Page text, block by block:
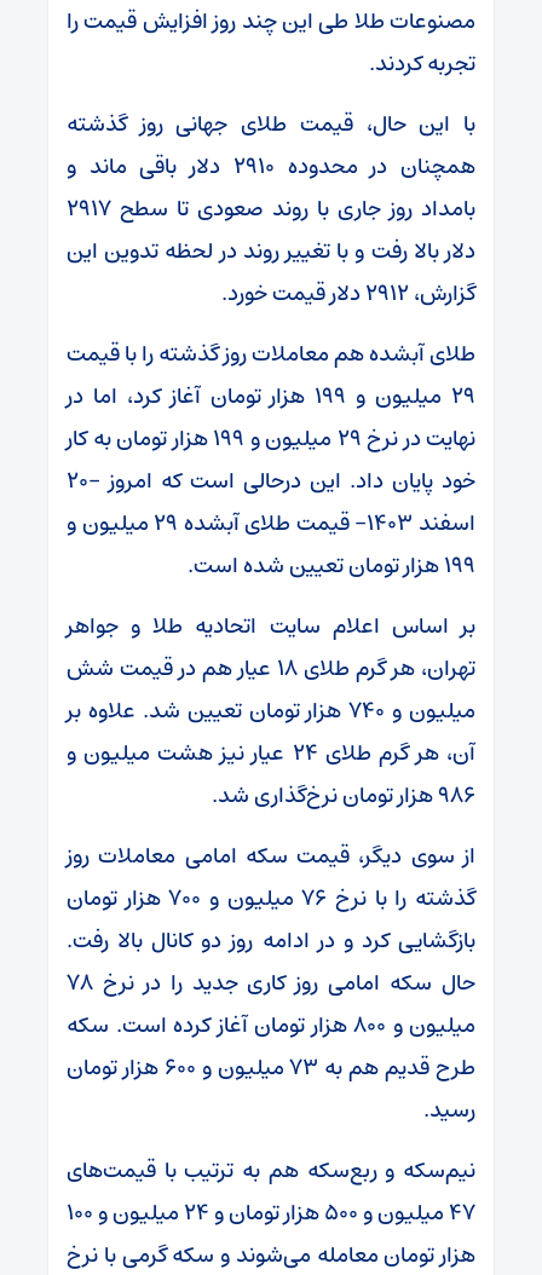
مصنوعات طلا طی این چند روز افزایش قیمت را
تجربه کردند.
با این حال، قیمت طلای جهانی روز گذشته
همچنان در محدوده ۲۹۱۰ دلار باقی ماند و
بامداد روز جاری با روند صعودی تا سطح ۲۹۱۷
دلار بالا رفت و با تغییر روند در لحظه تدوین این
گزارش، ۲۹۱۲ دلار قیمت خورد.
طلای آبشده هم معاملات روز گذشته را با قیمت
۲۹ میلیون و ۱۹۹ هزار تومان آغاز کرد، اما در
نهایت در نرخ ۲۹ میلیون و ۱۹۹ هزار تومان به کار
خود پایان داد. این درحالی است که امروز -۲۰
اسفند ۱۴۰۳- قیمت طلای آبشده ۲۹ میلیون و
۱۹۹ هزار تومان تعیین شده است.
بر اساس اعلام سایت اتحادیه طلا و جواهر
تهران، هر گرم طلای ۱۸ عیار هم در قیمت شش
میلیون و ۷۴۰ هزار تومان تعیین شد. علاوه بر
آن، هر گرم طلای ۲۴ عیار نیز هشت میلیون و
۹۸۶ هزار تومان نرخ‌گذاری شد.
از سوی دیگر، قیمت سکه امامی معاملات روز
گذشته را با نرخ ۷۶ میلیون و ۷۰۰ هزار تومان
بازگشایی کرد و در ادامه روز دو کانال بالا رفت.
حال سکه امامی روز کاری جدید را در نرخ ۷۸
میلیون و ۸۰۰ هزار تومان آغاز کرده است. سکه
طرح قدیم هم به ۷۳ میلیون و ۶۰۰ هزار تومان
رسید.
نیم‌سکه و ربع‌سکه هم به ترتیب با قیمت‌های
۴۷ میلیون و ۵۰۰ هزار تومان و ۲۴ میلیون و ۱۰۰
هزار تومان معامله می‌شوند و سکه گرمی با نرخ